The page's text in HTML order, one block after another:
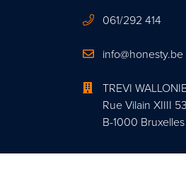
061/292 414
info@honesty.be
TREVI
Rue Vilain XIIII
B-1000 Bruxelles